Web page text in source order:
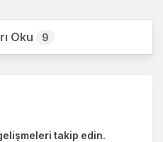
Oku 9
takip edin.